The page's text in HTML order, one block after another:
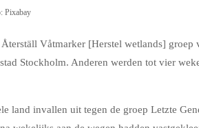
Pixabay
Våtmarker [Herstel wetlands] groep
Stockholm. Anderen werden tot vier
land invallen uit tegen de groep Letzte